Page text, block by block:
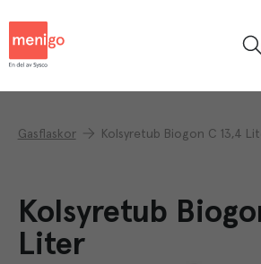
Gasflaskor Kolsyretub Biogon C 13,4
Kolsyretub
Liter